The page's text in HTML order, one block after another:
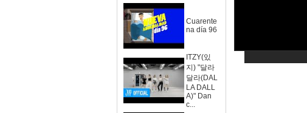
Cuarente
na día 96
ITZY(있
지) "달라
달라(DAL
LA DALL
A)" Dan
c...